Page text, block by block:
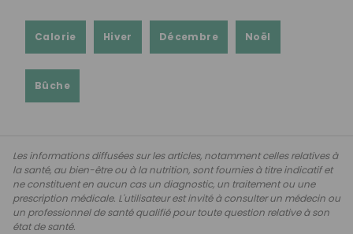
Calorie Hiver Décembre Noël
Bûche
Les informations diffusées sur les articles, notamment celles relatives à
la santé, au bien-être ou à la nutrition, sont fournies à titre indicatif et
ne constituent en aucun cas un diagnostic, un traitement ou une
prescription médicale. L'utilisateur est invité à consulter un médecin ou
un professionnel de santé qualifié pour toute question relative à son
état de santé.